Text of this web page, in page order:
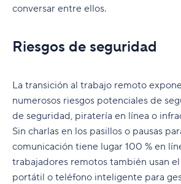
conversar entre ellos.
Riesgos de seguridad
La transición al trabajo remoto
numerosos riesgos potenciales de
de seguridad, piratería en línea o
Sin charlas en los pasillos o pausas
comunicación tiene lugar 100 % en
trabajadores remotos también usan
portátil o teléfono inteligente para